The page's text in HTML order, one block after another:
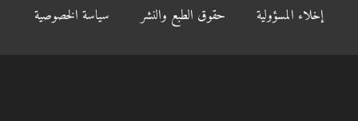
سياسة الخصوصية
حقوق الطبع والنشر إخلاء المسؤولية